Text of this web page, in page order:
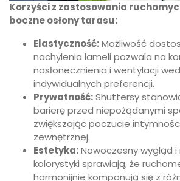
Korzyści z zastosowania
boczne osłony tarasu:
Elastyczność:Możliwość
nachylenia lameli pozwala na
nasłonecznienia i wentylacji
indywidualnych preferencji.
Prywatność:Shuttersy
barierę przed niepożądanymi
zwiększając poczucie
zewnętrznej.
Estetyka:Nowoczesny wygląd
kolorystyki sprawiają, że
harmonijnie komponują się z